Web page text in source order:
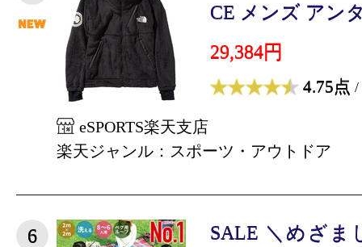
CE メンズ アン
29,384円
4.75点 /
eSPORTS楽天支店
楽天ジャンル：スポーツ・アウトドア
6
SALE ＼めざま